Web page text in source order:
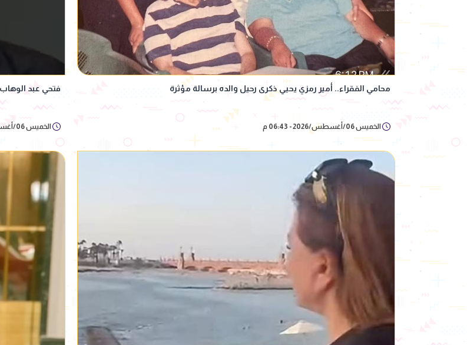
محامي الفقراء.. أمير رمزي يحيي ذكرى رحيل والده برسالة مؤثرة
الخميس 06/أغسطس/2026 - 06:43 م
فتحي عبد
الخميس 06/أغسطس/2026 - 12:47 م